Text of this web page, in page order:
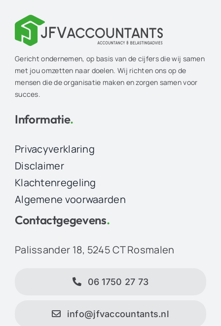
Gericht ondernemen, op basis van de cijfers die wij samen
met jou omzetten naar doelen. Wij richten ons op de
mensen die de organisatie maken en zorgen samen voor
succes.
Informatie.
Privacyverklaring
Disclaimer
Klachtenregeling
Algemene voorwaarden
Contactgegevens.
Palissander 18, 5245 CT Rosmalen
06 1750 27 73
info@jfvaccountants.nl